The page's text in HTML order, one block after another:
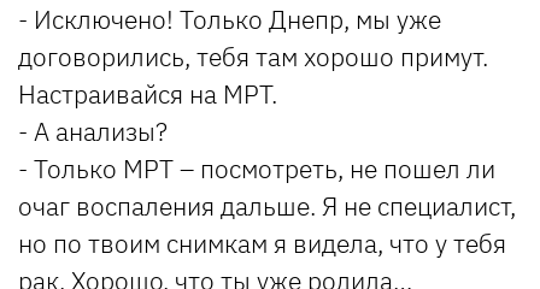
- Исключено! Только Днепр, мы уже
договорились, тебя там хорошо примут.
Настраивайся на МРТ.
- А анализы?
- Только МРТ – посмотреть, не пошел ли
очаг воспаления дальше. Я не специалист,
но по твоим снимкам я видела, что у тебя
рак. Хорошо, что ты уже родила…